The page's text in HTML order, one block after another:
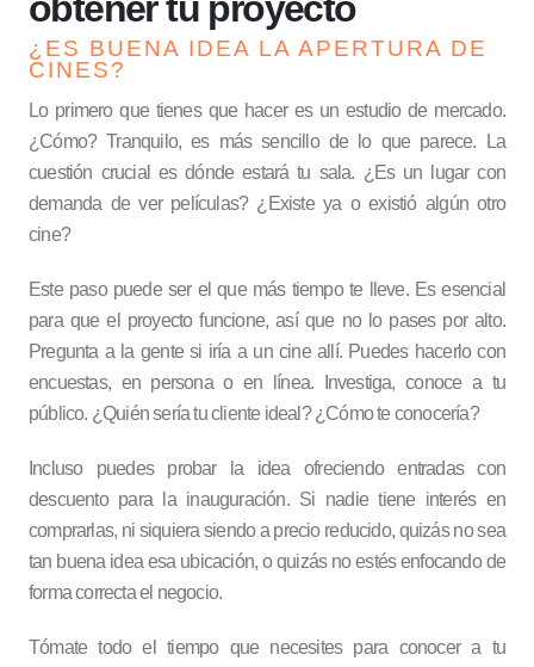
¿ES BUENA IDEA LA APERTURA DE
CINES?
Lo primero que tienes que hacer es un estudio de mercado.
¿Cómo? Tranquilo, es más sencillo de lo que parece. La
cuestión crucial es dónde estará tu sala. ¿Es un lugar con
demanda de ver películas? ¿Existe ya o existió algún otro
cine?
Este paso puede ser el que más tiempo te lleve. Es esencial
para que el proyecto funcione, así que no lo pases por alto.
Pregunta a la gente si iría a un cine allí. Puedes hacerlo con
encuestas, en persona o en línea. Investiga, conoce a tu
público. ¿Quién sería tu cliente ideal? ¿Cómo te conocería?
Incluso puedes probar la idea ofreciendo entradas con
descuento para la inauguración. Si nadie tiene interés en
comprarlas, ni siquiera siendo a precio reducido, quizás no sea
tan buena idea esa ubicación, o quizás no estés enfocando de
forma correcta el negocio.
Tómate todo el tiempo que necesites para conocer a tu